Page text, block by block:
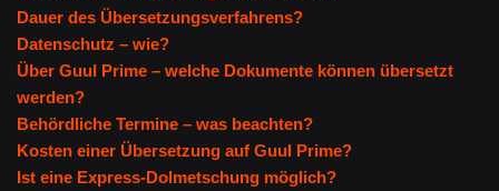
Dauer des Übersetzungsverfahrens?
Datenschutz – wie?
Über Guul Prime – welche Dokumente können übersetzt
werden?
Behördliche Termine – was beachten?
Kosten einer Übersetzung auf Guul Prime?
Ist eine Express-Dolmetschung möglich?